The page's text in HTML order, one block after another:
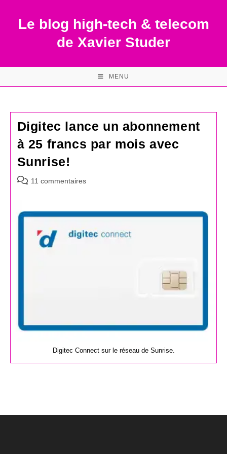
contentLe blog high-tech & telecom
de Xavier Studer
MENU
Digitec lance un abonnement
à 25 francs par mois avec
Sunrise!
Commentaires
publication :
11 commentaires
Digitec Connect sur le réseau de Sunrise.